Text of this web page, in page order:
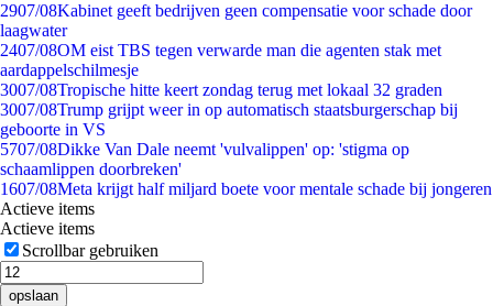
2907/08Kabinet geeft bedrijven geen compensatie voor schade door
laagwater
2407/08OM eist TBS tegen verwarde man die agenten stak met
aardappelschilmesje
3007/08Tropische hitte keert zondag terug met lokaal 32 graden
3007/08Trump grijpt weer in op automatisch staatsburgerschap bij
geboorte in VS
5707/08Dikke Van Dale neemt 'vulvalippen' op: 'stigma op
schaamlippen doorbreken'
1607/08Meta krijgt half miljard boete voor mentale schade bij jongeren
Actieve items
Actieve items
Scrollbar gebruiken
opslaan